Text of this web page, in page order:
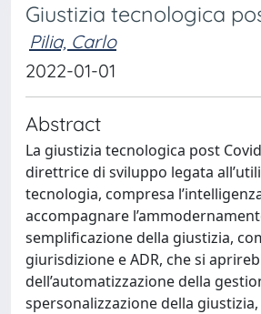
Giustizia tecnologica
Pilia, Carlo
2022-01-01
Abstract
La giustizia tecnologica post
direttrice di sviluppo legata
tecnologia, compresa
accompagnare
semplificazione della giustizia,
giurisdizione e ADR, che si
dell’automatizzazione della
spersonalizzazione della